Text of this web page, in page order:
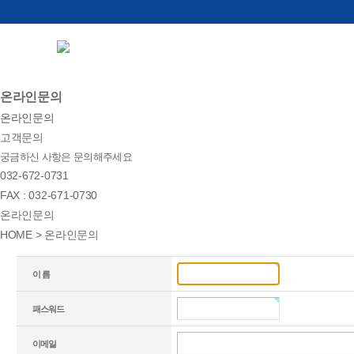
온라인문의
온라인문의
고객문의
궁금하신 사항은 문의해주세요
032-672-0731
FAX : 032-671-0730
온라인문의
HOME > 온라인문의
이 름
패스워드
이메일